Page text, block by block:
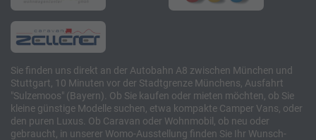
Sie finden uns direkt an der Autobahn A8 zwischen München und
Stuttgart, 10 Minuten vor der Stadtgrenze Münchens, Ausfahrt
"Sulzemoos" (Bayern). Ob Sie kaufen oder mieten möchten, ob Sie
kleine günstige Modelle suchen, etwa kompakte Camper Vans, oder
den puren Luxus. Ob Caravan oder Wohnmobil, ob neu oder
gebraucht, in unserer Womo-Ausstellung finden Sie Ihr Wunsch-